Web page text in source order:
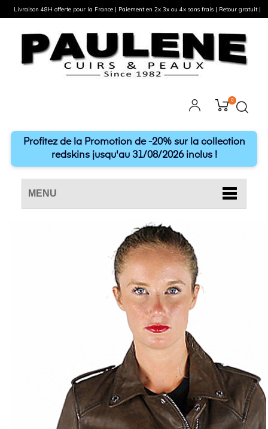
0
Profitez de la Promotion de -20% sur la collection
redskins jusqu'au 31/08/2026 inclus !
MENU
Livraison 48H offerte pour la France | Paiement en 2x 3x ou 4x sans frais | Retour gratuit |